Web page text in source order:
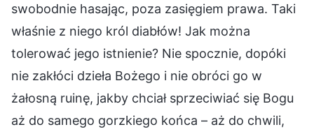
swobodnie hasając, poza zasięgiem prawa. Taki
właśnie z niego król diabłów! Jak można
tolerować jego istnienie? Nie spocznie, dopóki
nie zakłóci dzieła Bożego i nie obróci go w
żałosną ruinę, jakby chciał sprzeciwiać się Bogu
aż do samego gorzkiego końca – aż do chwili,